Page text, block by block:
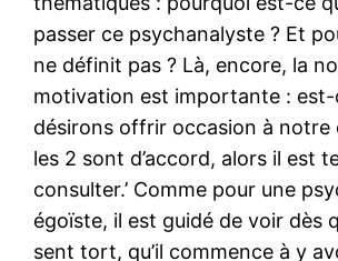
passer ce psychanalyste ? Et
ne définit pas ? Là, encore, la
motivation est importante : est-
désirons offrir occasion à notre
les 2 sont d’accord, alors il est
consulter.’ Comme pour une
égoïste, il est guidé de voir dès
sent tort, qu’il commence à y